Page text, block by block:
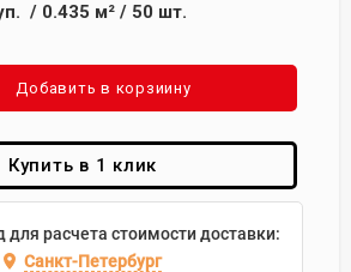
/ 0.435 м²/ 50 шт.
Добавить в корзиину
Купить в 1 клик
для расчета стоимости доставки:
Санкт-Петербург